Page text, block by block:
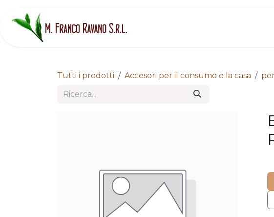
Tutti i prodotti Accesori per il consumo e la casa